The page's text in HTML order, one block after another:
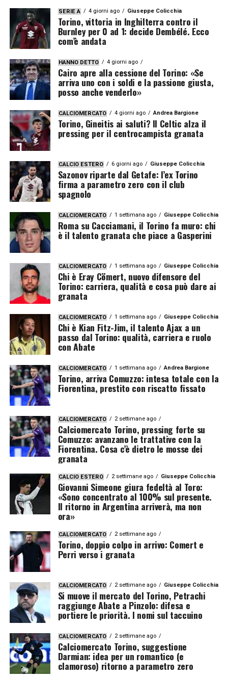
SERIE A 4 giorni ago Giuseppe Colicchia
Torino, vittoria in Inghilterra contro il
Burnley per 0 ad 1: decide Dembélé. Ecco
com’è andata
HANNO DETTO 4 giorni ago
Cairo apre alla cessione del Torino: «Se
arriva uno con i soldi e la passione giusta,
posso anche venderlo»
CALCIOMERCATO 4 giorni ago Andrea Bargione
Torino, Gineitis ai saluti? Il Celtic alza il
pressing per il centrocampista granata
CALCIO ESTERO 6 giorni ago Giuseppe Colicchia
Sazonov riparte dal Getafe: l’ex Torino
firma a parametro zero con il club
spagnolo
CALCIOMERCATO 1 settimana ago Giuseppe Colicchia
Roma su Cacciamani, il Torino fa muro: chi
è il talento granata che piace a Gasperini
CALCIOMERCATO 1 settimana ago Giuseppe Colicchia
Chi è Eray Cömert, nuovo difensore del
Torino: carriera, qualità e cosa può dare ai
granata
CALCIOMERCATO 1 settimana ago Giuseppe Colicchia
Chi è Kian Fitz-Jim, il talento Ajax a un
passo dal Torino: qualità, carriera e ruolo
con Abate
CALCIOMERCATO 1 settimana ago Andrea Bargione
Torino, arriva Comuzzo: intesa totale con la
Fiorentina, prestito con riscatto fissato
CALCIOMERCATO 2 settimane ago
Calciomercato Torino, pressing forte su
Comuzzo: avanzano le trattative con la
Fiorentina. Cosa c’è dietro le mosse dei
granata
CALCIO ESTERO 2 settimane ago Giuseppe Colicchia
Giovanni Simeone giura fedeltà al Toro:
«Sono concentrato al 100% sul presente.
Il ritorno in Argentina arriverà, ma non
ora»
CALCIOMERCATO 2 settimane ago
Torino, doppio colpo in arrivo: Comert e
Perri verso i granata
CALCIOMERCATO 2 settimane ago Giuseppe Colicchia
Si muove il mercato del Torino, Petrachi
raggiunge Abate a Pinzolo: difesa e
portiere le priorità. I nomi sul taccuino
CALCIOMERCATO 2 settimane ago
Calciomercato Torino, suggestione
Darmian: idea per un romantico (e
clamoroso) ritorno a parametro zero